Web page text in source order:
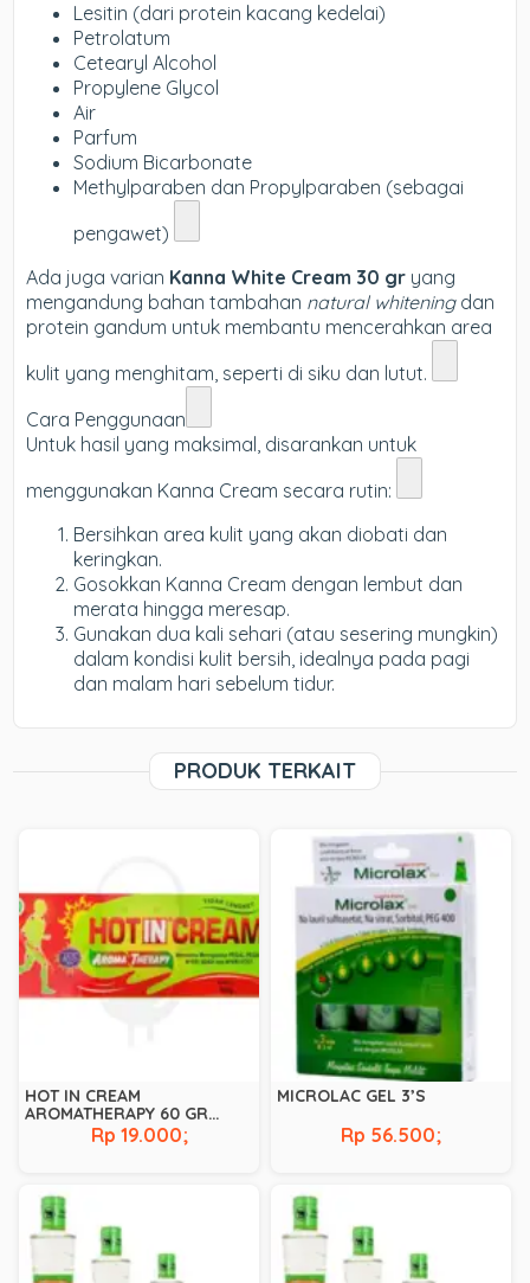
Lesitin (dari protein kacang kedelai)
Petrolatum
Cetearyl Alcohol
Propylene Glycol
Air
Parfum
Sodium Bicarbonate
Methylparaben dan Propylparaben (sebagai
pengawet)
Ada juga varian Kanna White Cream 30 gr yang
mengandung bahan tambahan natural whiteningdan
protein gandum untuk membantu mencerahkan area
kulit yang menghitam, seperti di siku dan lutut.
Cara Penggunaan
Untuk hasil yang maksimal, disarankan untuk
menggunakan Kanna Cream secara rutin:
Bersihkan area kulit yang akan diobati dan
keringkan.
Gosokkan Kanna Cream dengan lembut dan
merata hingga meresap.
Gunakan dua kali sehari (atau sesering mungkin)
dalam kondisi kulit bersih, idealnya pada pagi
dan malam hari sebelum tidur.
PRODUK TERKAIT
HOT IN CREAM
AROMATHERAPY 60 GR
Rp 19.000;
MICROLAC GEL 3’S
Rp 56.500;